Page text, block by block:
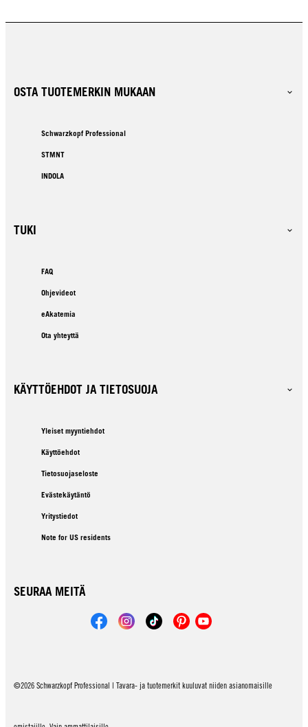
OSTA TUOTEMERKIN MUKAAN
Schwarzkopf Professional
STMNT
INDOLA
TUKI
FAQ
Ohjevideot
eAkatemia
Ota yhteyttä
KÄYTTÖEHDOT JA TIETOSUOJA
Yleiset myyntiehdot
Käyttöehdot
Tietosuojaseloste
Evästekäytäntö
Yritystiedot
Note for US residents
SEURAA MEITÄ
©2026 Schwarzkopf Professional | Tavara- ja tuotemerkit kuuluvat niiden asianomaisille